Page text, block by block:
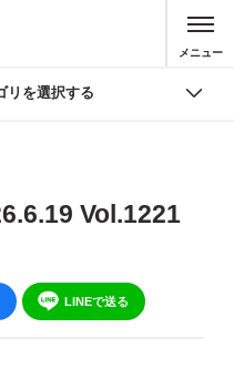
メニュー
リを選択する
Vol.1221
LINEで送る